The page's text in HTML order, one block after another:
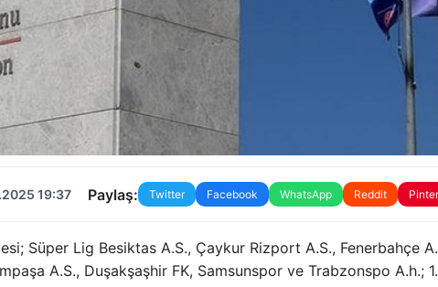
19:37 Paylaş: Twitter Facebook WhatsApp Reddit
Süper Lig Besiktas A.S., Çaykur Rizport A.S., Fenerbahçe
A.S., Duşakşaşhir FK, Samsunspor ve Trabzonspo A.h.; 1.